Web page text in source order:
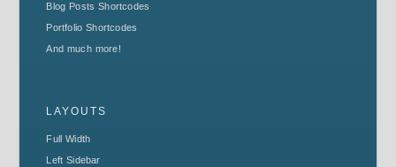
Blog Posts Shortcodes
Portfolio Shortcodes
And much more!
LAYOUTS
Full Width
Left Sidebar